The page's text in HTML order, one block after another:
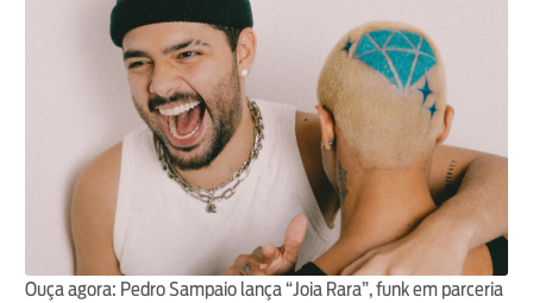
Ouça agora: Pedro Sampaio lança “Joia Rara”, funk em parceria